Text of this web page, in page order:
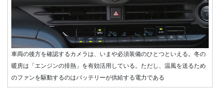
車両の後方を確認するカメラは、いまや必須装備のひとつといえる。冬の
暖房は「エンジンの排熱」を有効活用している。ただし、温風を送るため
のファンを駆動するのはバッテリーが供給する電力である